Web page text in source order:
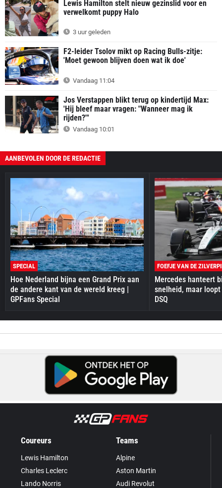
Lewis Hamilton stelt nieuw gezinslid voor en
verwelkomt puppy Halo
3 uur geleden
F2-leider Tsolov mikt op Racing Bulls-zitje:
'Moet gewoon blijven doen wat ik doe'
Vandaag 11:04
Jos Verstappen blikt terug op kindertijd Max:
'Hij bleef maar vragen: "Wanneer mag ik
rijden?"'
Vandaag 10:01
AANBEVOLEN DOOR DE REDACTIE
SPECIAL
Hoe Nederland bijna een Grand Prix aan
de andere kant van de wereld kreeg |
GPFans Special
FOEFJE VAN DE
Mercedes hanteert
snelheid, maar
DSQ
Coureurs
Lewis Hamilton
Charles Leclerc
Lando Norris
Teams
Alpine
Aston Martin
Audi Revolut